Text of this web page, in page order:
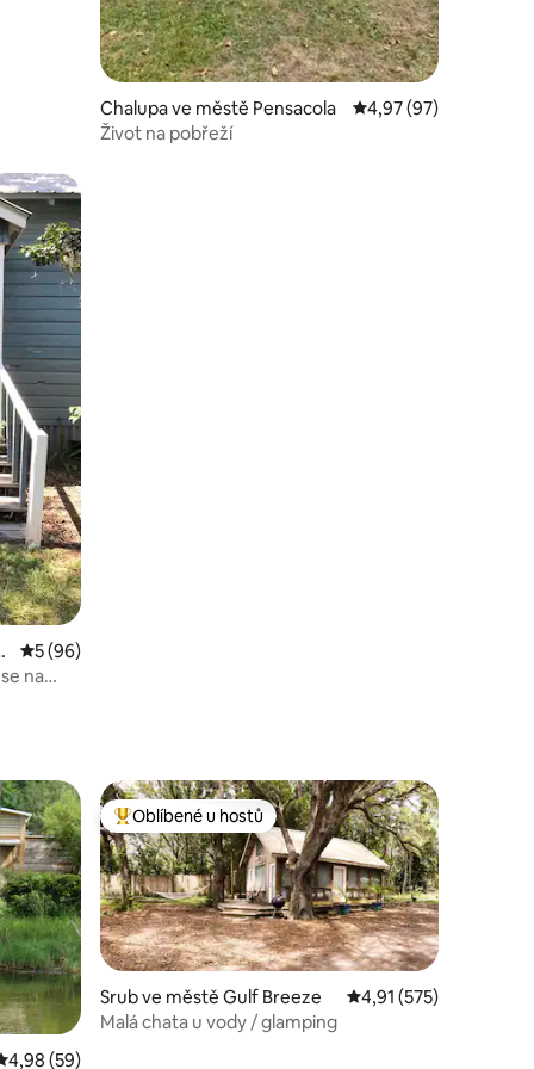
Chalupa ve městě Pensacola Průměrné hodnocení
4,97 (97)
Život na pobřeží
Průměrné hodnocení 5 z 5, 96 hodnocení
5 (96)
na
hodnocení 4,98 z 5, 59 hodnocení
4,98 (59)
Nejlepší v kategorii Oblíbené u hostů
Oblíbené u hostů
Srub ve městě Gulf Breeze Průměrné hodnocení
4,91 (575)
Malá chata u vody / glamping